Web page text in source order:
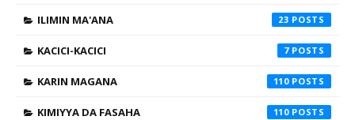
ILIMIN MA'ANA 23
KACICI-KACICI 7
KARIN MAGANA 110
KIMIYYA DA FASAHA 110